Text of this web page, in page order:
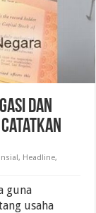
Dan
, Headline,
guna
usaha